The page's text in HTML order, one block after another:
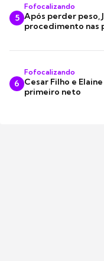
5
Fofocalizando
Após perder peso,
procedimento nas
6
Fofocalizando
Cesar Filho e
primeiro neto